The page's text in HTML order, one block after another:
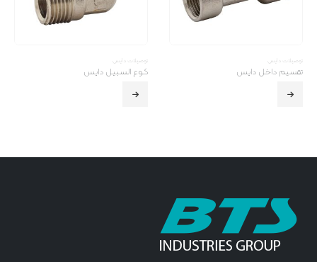
توصیلات دایس
تقسیم داخل دایس
توصیلات دایس
کـوع السبیل دایس